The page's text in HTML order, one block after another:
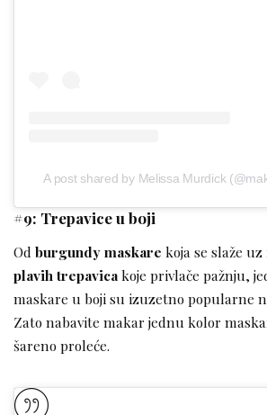
A post shared by Melissa Murdick
#9: Trepavice u boji
Od burgundy maskare koja se slaže
plavih trepavicakoje privlače pažnju,
maskare u boji su izuzetno popularne
Zato nabavite makar jednu kolor
šareno proleće.